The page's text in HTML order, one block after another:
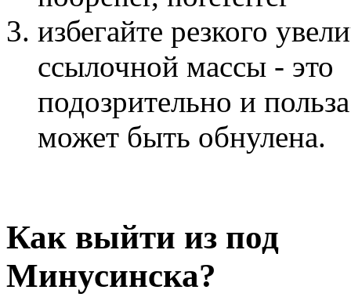
избегайте резкого
ссылочной массы - это
подозрительно и
может быть обнулена.
Как выйти из под
Минусинска?